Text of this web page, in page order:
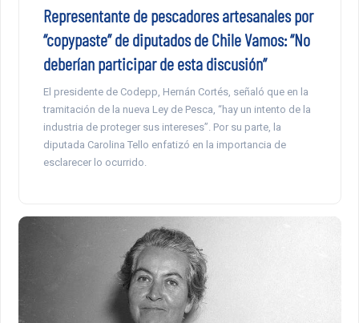
Representante de pescadores artesanales por
“copypaste” de diputados de Chile Vamos: “No
deberían participar de esta discusión”
El presidente de Codepp, Hernán Cortés, señaló que en la
tramitación de la nueva Ley de Pesca, “hay un intento de la
industria de proteger sus intereses”. Por su parte, la
diputada Carolina Tello enfatizó en la importancia de
esclarecer lo ocurrido.